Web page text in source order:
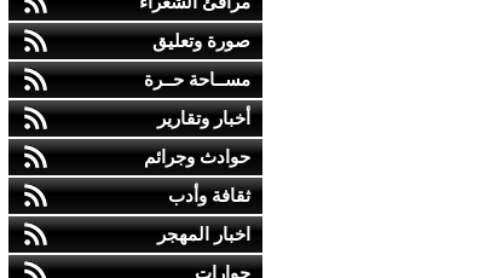
صورة وتعليق
مســاحة حــرة
أخبار وتقارير
حوادث وجرائم
ثقافة وأدب
اخبار المهجر
حوارات